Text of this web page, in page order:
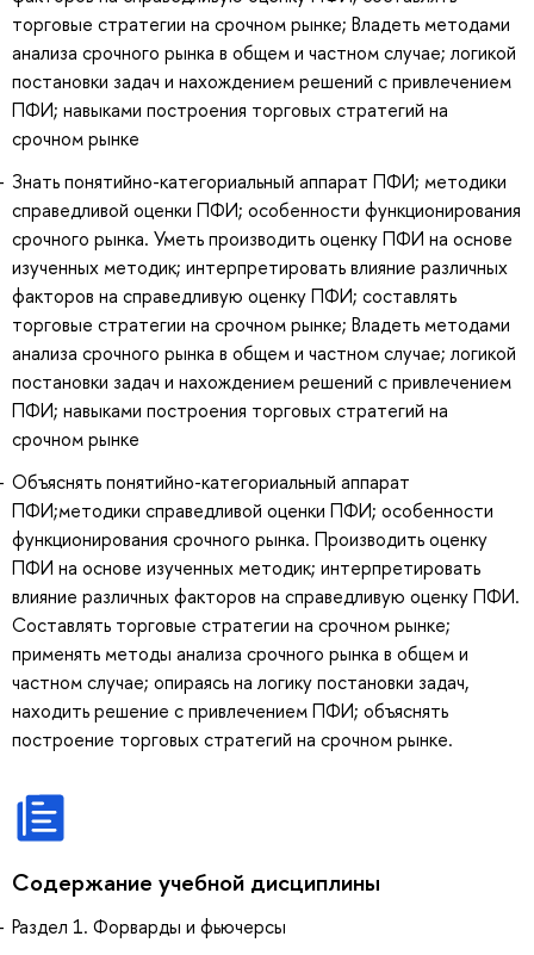
торговые стратегии на срочном рынке; Владеть методами
анализа срочного рынка в общем и частном случае; логикой
постановки задач и нахождением решений с привлечением
ПФИ; навыками построения торговых стратегий на
срочном рынке
Знать понятийно-категориальный аппарат ПФИ; методики
справедливой оценки ПФИ; особенности функционирования
срочного рынка. Уметь производить оценку ПФИ на основе
изученных методик; интерпретировать влияние различных
факторов на справедливую оценку ПФИ; составлять
торговые стратегии на срочном рынке; Владеть методами
анализа срочного рынка в общем и частном случае; логикой
постановки задач и нахождением решений с привлечением
ПФИ; навыками построения торговых стратегий на
срочном рынке
Объяснять понятийно-категориальный аппарат
ПФИ;методики справедливой оценки ПФИ; особенности
функционирования срочного рынка. Производить оценку
ПФИ на основе изученных методик; интерпретировать
влияние различных факторов на справедливую оценку ПФИ.
Составлять торговые стратегии на срочном рынке;
применять методы анализа срочного рынка в общем и
частном случае; опираясь на логику постановки задач,
находить решение с привлечением ПФИ; объяснять
построение торговых стратегий на срочном рынке.
Содержание учебной дисциплины
Раздел 1. Форварды и фьючерсы